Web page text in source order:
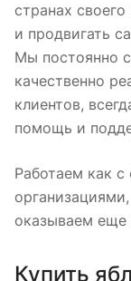
странах
и продвигать
Мы постоянно
качественно
клиентов,
помощь и
Работаем как
оказываем еще
Купить